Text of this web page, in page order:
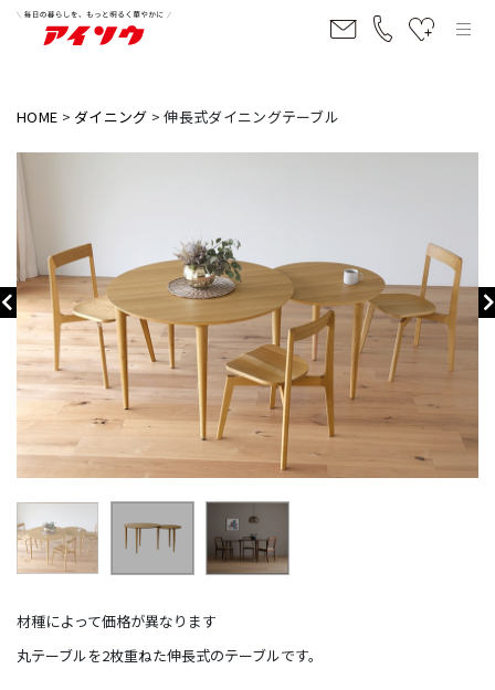
HOME ダイニング 伸長式ダイニングテーブル
材種によって価格が異なります
丸テーブルを2枚重ねた伸長式のテーブルです。